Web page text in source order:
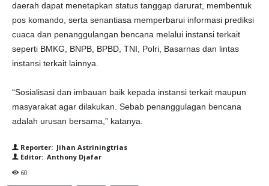
daerah dapat menetapkan status tanggap darurat, membentuk
pos komando, serta senantiasa memperbarui informasi prediksi
cuaca dan penanggulangan bencana melalui instansi terkait
seperti BMKG, BNPB, BPBD, TNI, Polri, Basarnas dan lintas
instansi terkait lainnya.
“Sosialisasi dan imbauan baik kepada instansi terkait maupun
masyarakat agar dilakukan. Sebab penanggulagan bencana
adalah urusan bersama,” katanya.
Reporter: Jihan Astriningtrias
Editor: Anthony Djafar
60